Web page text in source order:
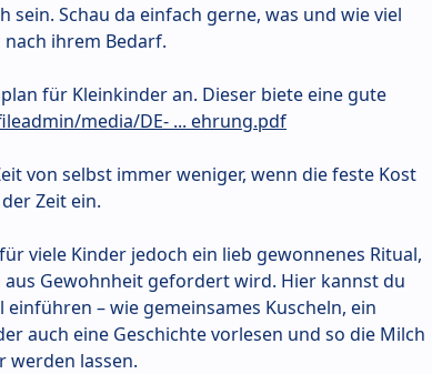
sein. Schau da einfach gerne, was und wie viel
ihrem Bedarf.
für Kleinkinder an. Dieser biete eine gute
media/DE- ... ehrung.pdf
von selbst immer weniger, wenn die feste Kost
Zeit ein.
viele Kinder jedoch ein lieb gewonnenes Ritual,
Gewohnheit gefordert wird. Hier kannst du
– wie gemeinsames Kuscheln, ein
auch eine Geschichte vorlesen und so die Milch
werden lassen.